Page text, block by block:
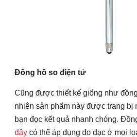
Đồng hồ so điện tử
Cũng được thiết kế giống như
nhiên sản phẩm này được trang bị
bạn đọc kết quả nhanh chóng.
đây có thể áp dụng đo đạc ở mọi